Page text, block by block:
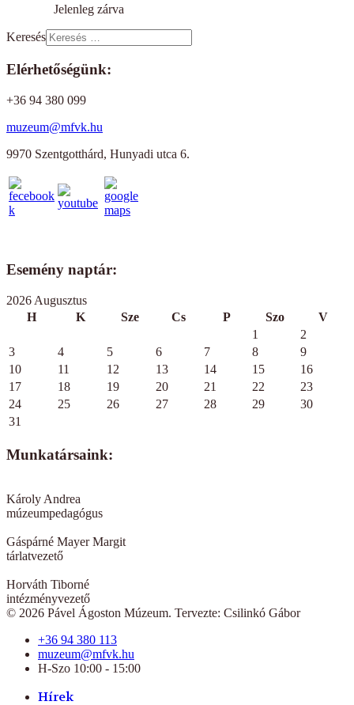
Jelenleg zárva
Keresés
Elérhetőségünk:
+36 94 380 099
muzeum@mfvk.hu
9970 Szentgotthárd, Hunyadi utca 6.
Esemény naptár:
2026 Augusztus
H
K Sze Cs P Szo
V
1
2
3
4 5 6 7 8
9
10
11 12 13 14 15
16
17
18 19 20 21 22
23
24
25 26 27 28 29
30
31
Munkatársaink:
Károly Andrea
múzeumpedagógus
Gáspárné Mayer Margit
tárlatvezető
Horváth Tiborné
intézményvezető
© 2026 Pável Ágoston Múzeum. Tervezte: Csilinkó Gábor
+36 94 380 113
muzeum@mfvk.hu
H-Szo 10:00 - 15:00
Hírek